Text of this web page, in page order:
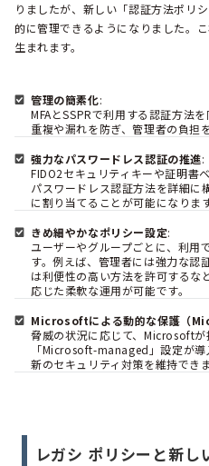
りましたが、新しい「認証方法ポリ
的に管理できるようになりました。
生まれます。
管理の簡素化:
MFAとSSPRで利用する認証方法
重複や漏れを防ぎ、管理者の負担
強力なパスワードレス認証の推進:
FIDO2セキュリティキーや証明書
パスワードレス認証方法を詳細に
に割り当てることが可能になります
きめ細やかなポリシー設定:
ユーザーやグループごとに、利用
す。例えば、管理者には強力な認
は利便性の高い方法を許可するな
応じた柔軟な運用が可能です。
Microsoftによる動的な保護（
脅威の状況に応じて、Microsoft
「Microsoft-managed」設定が
新のセキュリティ対策を維持できま
レガシ ポリシーと新